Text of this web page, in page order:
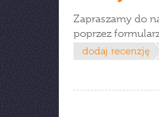
Zapraszamy do
poprzez